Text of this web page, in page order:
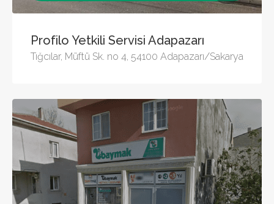
Profilo Yetkili Servisi Adapazarı
Tığcılar, Müftü Sk. no 4, 54100 Adapazarı/Sakarya